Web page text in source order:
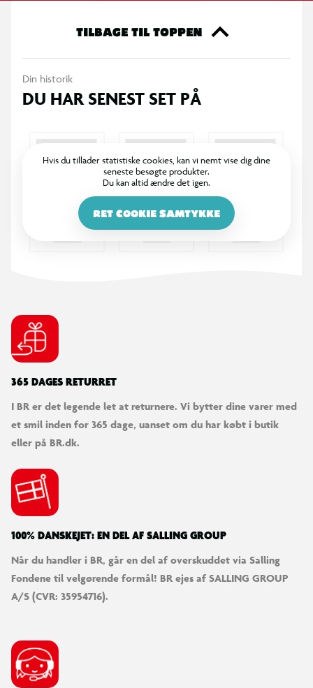
TILBAGE TIL TOPPEN
Din historik
DU HAR SENEST SET PÅ
Hvis du tillader statistiske cookies, kan vi nemt vise dig dine
seneste besøgte produkter.
Du kan altid ændre det igen.
RET COOKIE SAMTYKKE
365 DAGES RETURRET
I BR er det legende let at returnere. Vi bytter dine varer med
et smil inden for 365 dage, uanset om du har købt i butik
eller på BR.dk.
100% DANSKEJET: EN DEL AF SALLING GROUP
Når du handler i BR, går en del af overskuddet via Salling
Fondene til velgørende formål! BR ejes af SALLING GROUP
A/S (CVR: 35954716).